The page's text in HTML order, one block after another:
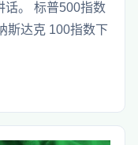
话。 标普500指数
斯达克 100指数下